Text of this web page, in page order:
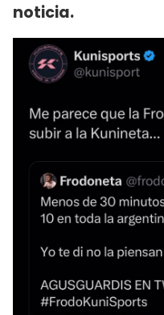
noticia.